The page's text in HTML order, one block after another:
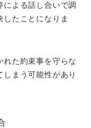
による話し合いで調
たことになりま
れた約束事を守らな
まう可能性があり